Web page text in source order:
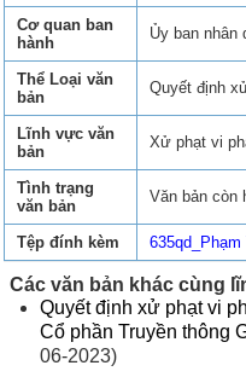
Cơ quan ban
hành
Ủy ban nhân
Thể Loại văn
bản
Quyết định
Lĩnh vực văn
bản
Xử phạt vi
Tình trạng
văn bản
Văn bản còn
Tệp đính kèm
Các văn bản khác cùng
Quyết định xử phạt vi
Cổ phần Truyền thông
06-2023)